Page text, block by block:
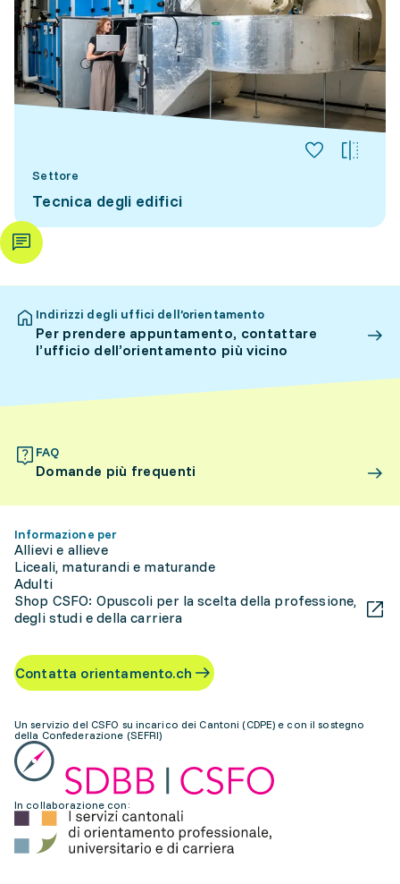
Settore
Tecnica degli edifici
Indirizzi degli uffici dell’orientamento
Per prendere appuntamento, contattare
l’ufficio dell’orientamento più vicino
FAQ
Domande più frequenti
Informazione per
Allievi e allieve
Liceali, maturandi e maturande
Adulti
Shop CSFO: Opuscoli per la scelta della professione,
degli studi e della carriera
Contatta orientamento.ch
Un servizio del CSFO su incarico dei Cantoni (CDPE) e con il sostegno
della Confederazione (SEFRI)
In collaborazione con: